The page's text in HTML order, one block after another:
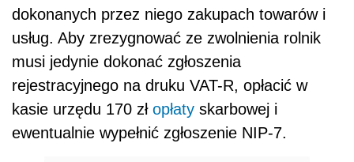
dokonanych przez niego zakupach towarów i
usług. Aby zrezygnować ze zwolnienia rolnik
musi jedynie dokonać zgłoszenia
rejestracyjnego na druku VAT-R, opłacić w
kasie urzędu 170 zł opłaty skarbowej i
ewentualnie wypełnić zgłoszenie NIP-7.